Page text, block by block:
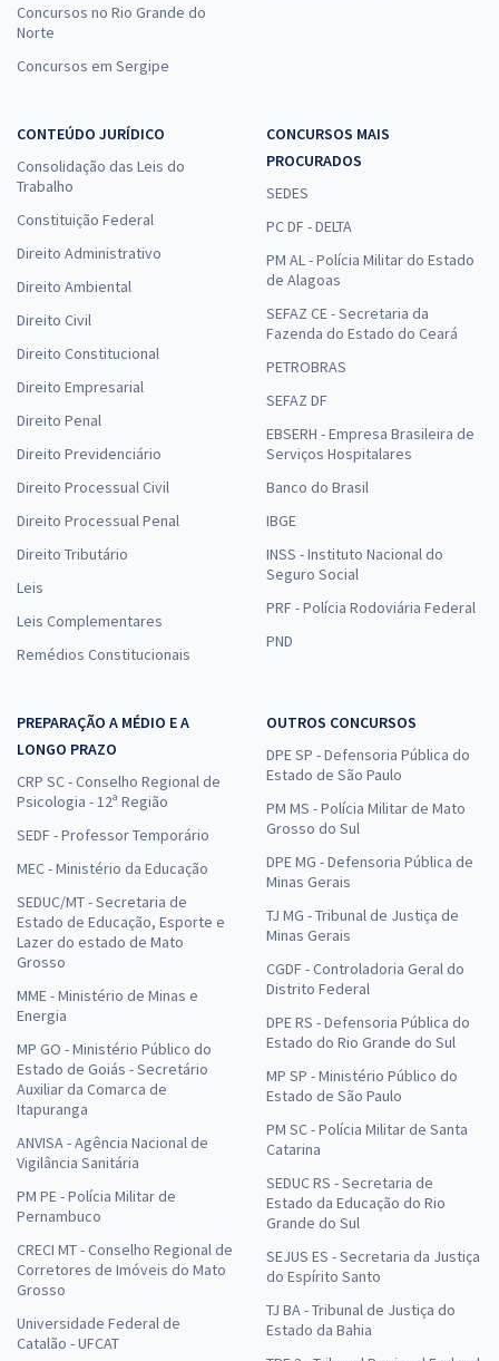
Concursos no Rio Grande do
Norte
Concursos em Sergipe
CONTEÚDO JURÍDICO
Consolidação das Leis do
Trabalho
Constituição Federal
Direito Administrativo
Direito Ambiental
Direito Civil
Direito Constitucional
Direito Empresarial
Direito Penal
Direito Previdenciário
Direito Processual Civil
Direito Processual Penal
Direito Tributário
Leis
Leis Complementares
Remédios Constitucionais
CONCURSOS MAIS
PROCURADOS
SEDES
PC DF - DELTA
PM AL - Polícia Militar do Estado
de Alagoas
SEFAZ CE - Secretaria da
Fazenda do Estado do Ceará
PETROBRAS
SEFAZ DF
EBSERH - Empresa Brasileira de
Serviços Hospitalares
Banco do Brasil
IBGE
INSS - Instituto Nacional do
Seguro Social
PRF - Polícia Rodoviária Federal
PND
PREPARAÇÃO A MÉDIO E A
LONGO PRAZO
CRP SC - Conselho Regional de
Psicologia - 12ª Região
SEDF - Professor Temporário
MEC - Ministério da Educação
SEDUC/MT - Secretaria de
Estado de Educação, Esporte e
Lazer do estado de Mato
Grosso
MME - Ministério de Minas e
Energia
MP GO - Ministério Público do
Estado de Goiás - Secretário
Auxiliar da Comarca de
Itapuranga
ANVISA - Agência Nacional de
Vigilância Sanitária
PM PE - Polícia Militar de
Pernambuco
CRECI MT - Conselho Regional de
Corretores de Imóveis do Mato
Grosso
Universidade Federal de
Catalão - UFCAT
OUTROS CONCURSOS
DPE SP - Defensoria Pública do
Estado de São Paulo
PM MS - Polícia Militar de Mato
Grosso do Sul
DPE MG - Defensoria Pública de
Minas Gerais
TJ MG - Tribunal de Justiça de
Minas Gerais
CGDF - Controladoria Geral do
Distrito Federal
DPE RS - Defensoria Pública do
Estado do Rio Grande do Sul
MP SP - Ministério Público do
Estado de São Paulo
PM SC - Polícia Militar de Santa
Catarina
SEDUC RS - Secretaria de
Estado da Educação do Rio
Grande do Sul
SEJUS ES - Secretaria da Justiça
do Espírito Santo
TJ BA - Tribunal de Justiça do
Estado da Bahia